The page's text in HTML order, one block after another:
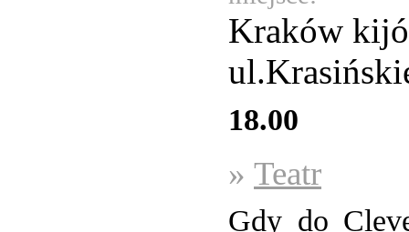
Kraków
18.00
» Teatr
Gdy do